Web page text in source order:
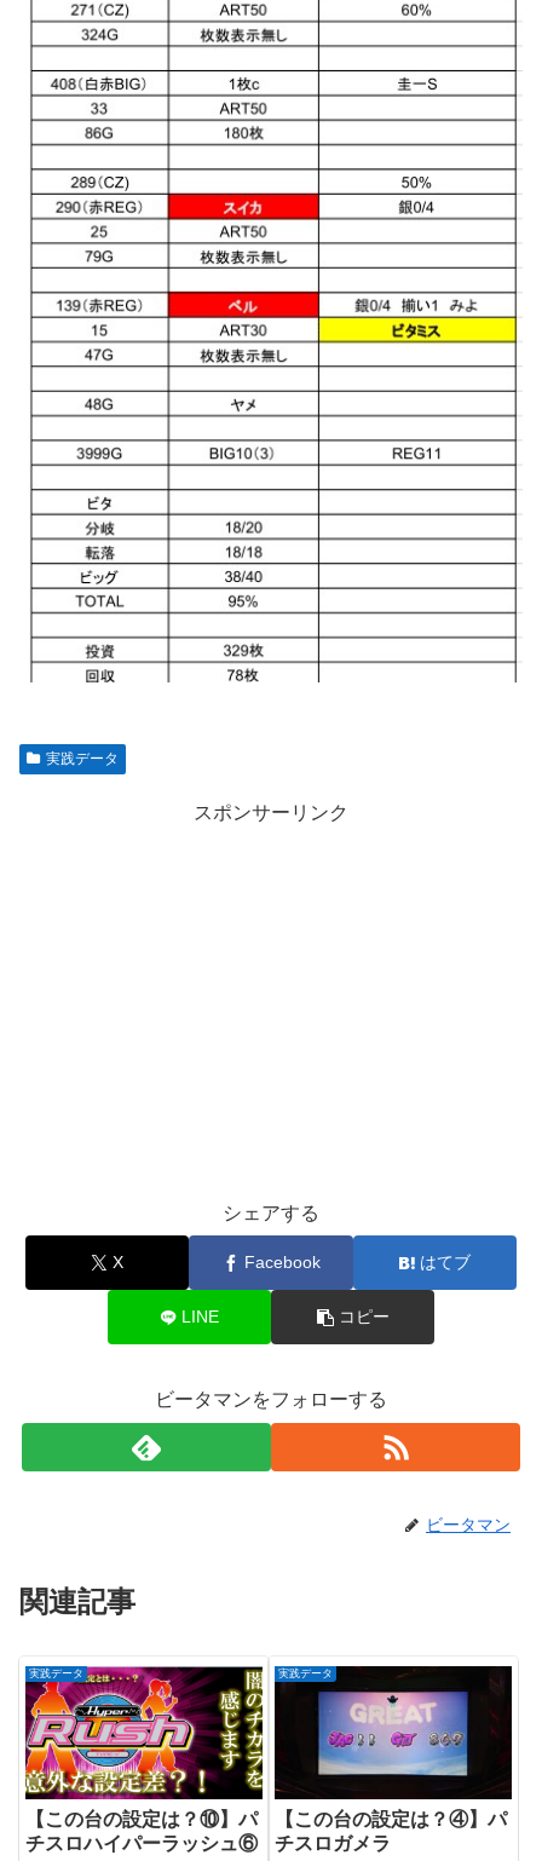
実践データ
スポンサーリンク
シェアする
X Facebook はてブ
LINE コピー
ビータマンをフォローする
ビータマン
関連記事
実践データ
【この台の設定は？⑩】パ
チスロハイパーラッシュ⑥
実践データ
【この台の設定は？④】パ
チスロガメラ